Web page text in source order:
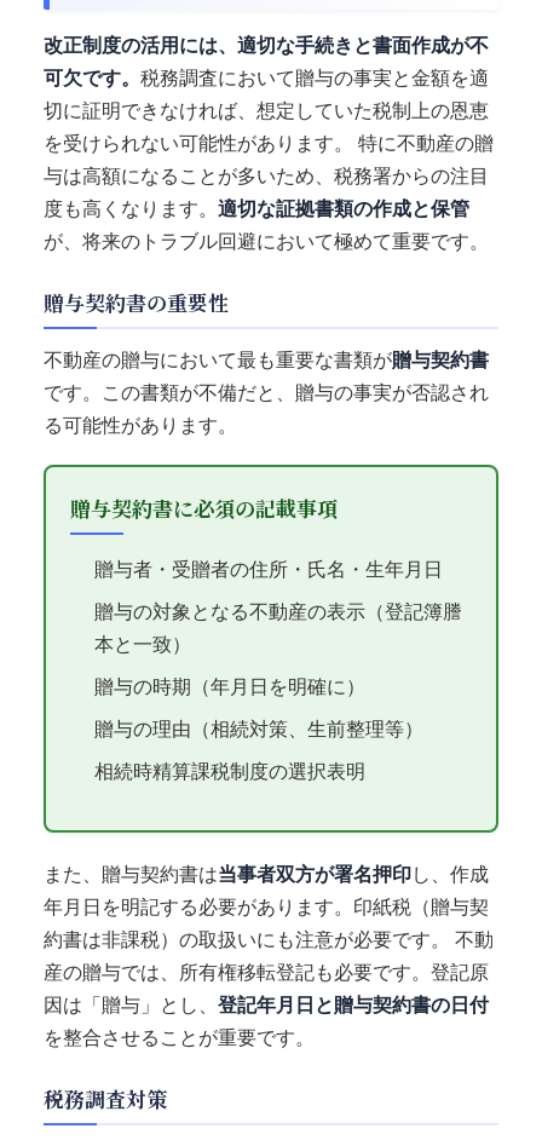
改正制度の活用には、適切な手続きと書面作成が不
可欠です。 税務調査において贈与の事実と金額を適
切に証明できなければ、想定していた税制上の恩恵
を受けられない可能性があります。 特に不動産の贈
与は高額になることが多いため、税務署からの注目
度も高くなります。 適切な証拠書類の作成と保管
が、将来のトラブル回避において極めて重要です。
贈与契約書の重要性
不動産の贈与において最も重要な書類が贈与契約書
です。この書類が不備だと、贈与の事実が否認され
る可能性があります。
贈与契約書に必須の記載事項
贈与者・受贈者の住所・氏名・生年月日
贈与の対象となる不動産の表示（登記簿謄
本と一致）
贈与の時期（年月日を明確に）
贈与の理由（相続対策、生前整理等）
相続時精算課税制度の選択表明
また、贈与契約書は当事者双方が署名押印し、作成
年月日を明記する必要があります。印紙税（贈与契
約書は非課税）の取扱いにも注意が必要です。 不動
産の贈与では、所有権移転登記も必要です。登記原
因は「贈与」とし、 登記年月日と贈与契約書の日付
を整合させることが重要です。
税務調査対策